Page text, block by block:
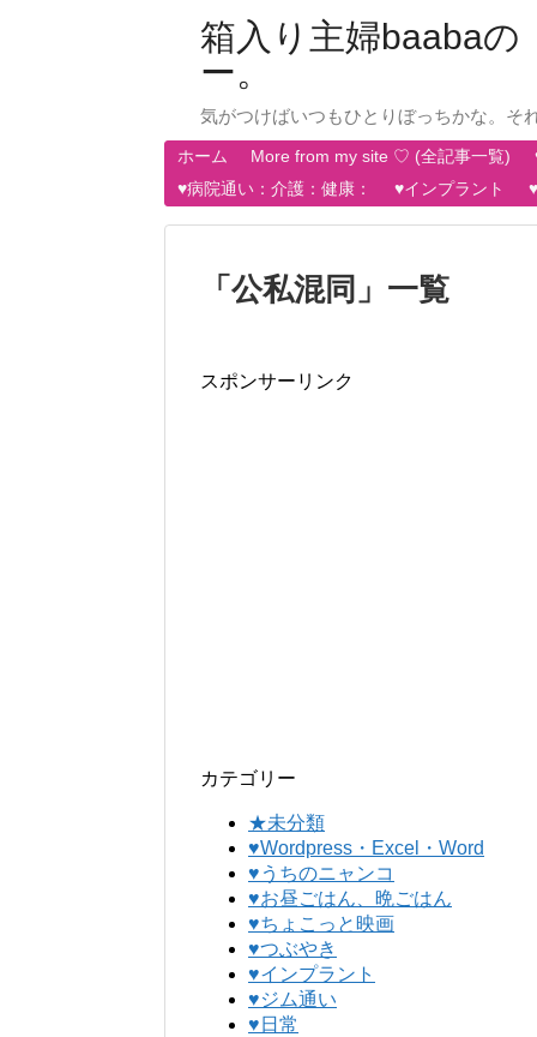
箱入り主婦baaba
ー。
気がつけばいつもひとりぼっちかな。そ
ホーム More from my site ♡ (全記事一覧)
♥病院通い：介護：健康：
♥インプラント
「 公私混同 」 一覧
スポンサーリンク
カテゴリー
★未分類
♥Wordpress・Excel・Word
♥うちのニャンコ
♥お昼ごはん、晩ごはん
♥ちょこっと映画
♥つぶやき
♥インプラント
♥ジム通い
♥日常